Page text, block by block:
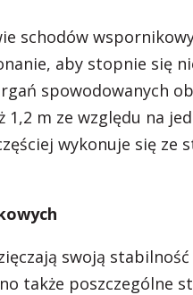
schodów
aby stopnie się
spowodowanych
1,2 m ze względu na
wykonuje się
swoją
także poszczególne